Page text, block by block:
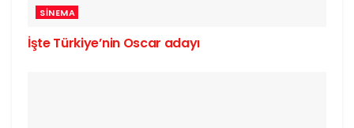
SINEMA
İşte Türkiye’nin Oscar adayı